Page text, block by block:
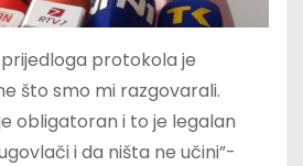
protokola je
što smo mi razgovarali.
obligatoran i to je legalan
i da ništa ne učini”-